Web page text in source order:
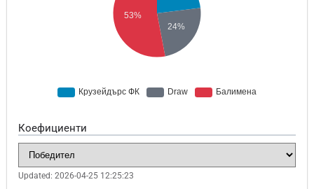
Коефициенти
Updated: 2026-04-25 12:25:23